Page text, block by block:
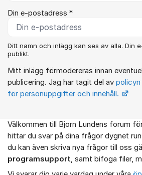
Din e-postadress *
Ditt namn och inlägg kan ses av alla. Din
publikt.
Mitt inlägg förmodereras innan
publicering. Jag har tagit del av policyn
för personuppgifter och innehåll.
Om forumet
Välkommen till Bjorn Lundens forum
hittar du svar på dina frågor dygnet
du kan även skriva nya frågor till oss
programsupport , samt bifoga filer,